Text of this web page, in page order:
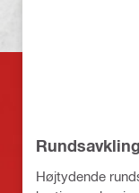
Højtydende